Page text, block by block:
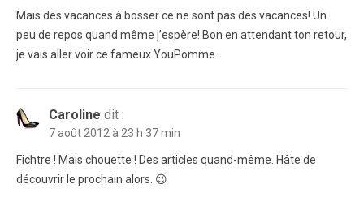
Mais des vacances à bosser ce ne sont pas des vacances! Un
peu de repos quand même j’espère! Bon en attendant ton retour,
je vais aller voir ce fameux YouPomme.
Caroline dit :
7 août 2012 à 23 h 37 min
Fichtre ! Mais chouette ! Des articles quand-même. Hâte de
découvrir le prochain alors. 😉